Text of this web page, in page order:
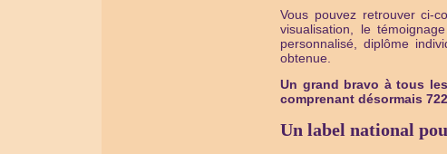
Vous pouvez retrouver ci-
visualisation, le
personnalisé, diplôme
obtenue.
Un grand bravo à tous
comprenant désormais
Un label national